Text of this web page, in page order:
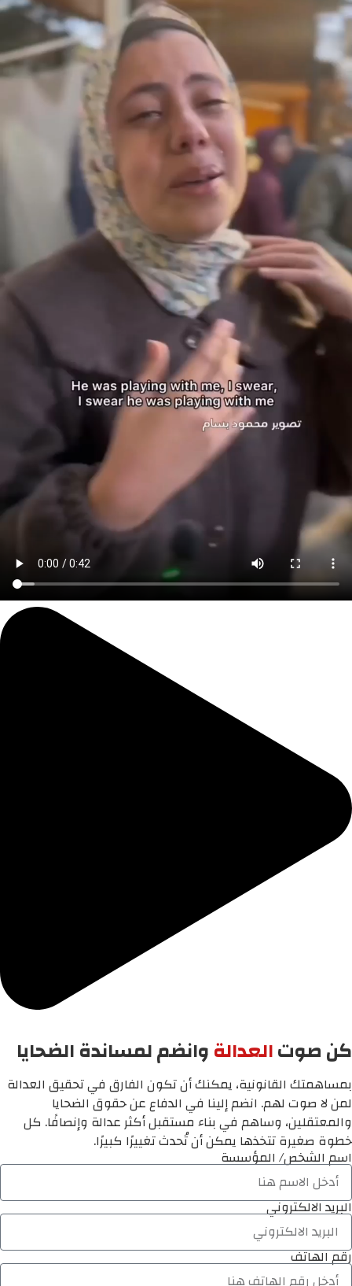
كن صوتالعدالةوانضم لمساندة الضحايا
بمساهمتك القانونية، يمكنك أن تكون الفارق في تحقيق العدالة
لمن لا صوت لهم. انضم إلينا في الدفاع عن حقوق الضحايا
والمعتقلين، وساهم في بناء مستقبل أكثر عدالة وإنصافًا. كل
خطوة صغيرة تتخذها يمكن أن تُحدث تغييرًا كبيرًا.
اسم الشخص/ المؤسسة
البريد الالكتروني
رقم الهاتف